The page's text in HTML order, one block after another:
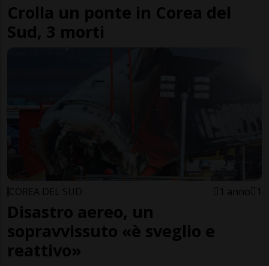
Crolla un ponte in Corea del
Sud, 3 morti
COREA DEL SUD 1 anno 1
Disastro aereo, un
sopravvissuto «è sveglio e
reattivo»